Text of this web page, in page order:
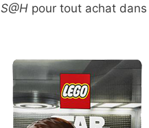
S@H pour tout achat